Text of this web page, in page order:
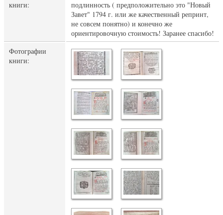
книги:
подлинность ( предположительно это "Новый
Завет" 1794 г. или же качественный репринт,
не совсем понятно) и конечно же
ориентировочную стоимость! Заранее спасибо!
Фотографии
книги: